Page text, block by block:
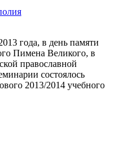
года, в день памяти
Пимена Великого, в
православной
состоялось
2013/2014 учебного